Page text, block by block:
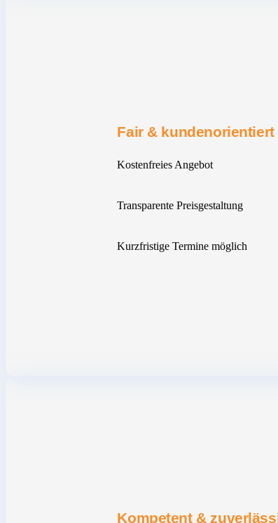
Fair & kundenorientiert
Kostenfreies Angebot
Transparente Preisgestaltung
Kurzfristige Termine möglich
Kompetent &